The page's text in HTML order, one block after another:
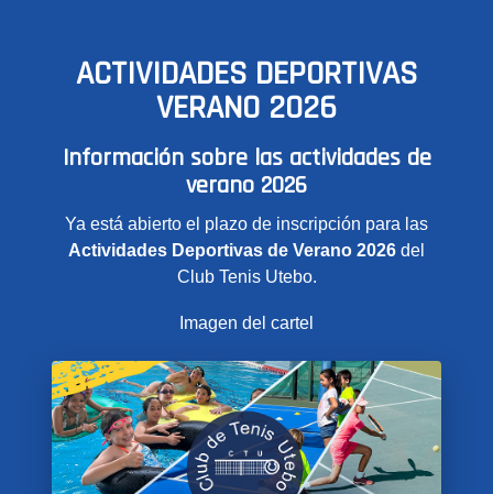
ACTIVIDADES DEPORTIVAS
VERANO 2026
Información sobre las actividades de
verano 2026
Ya está abierto el plazo de inscripción para las
Actividades Deportivas de Verano 2026 del
Club Tenis Utebo.
Imagen del cartel